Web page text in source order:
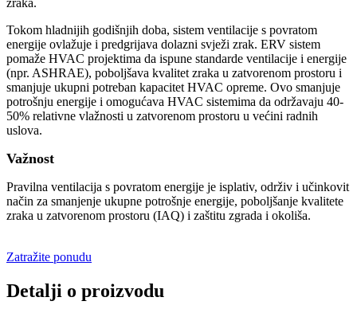
zraka.
Tokom hladnijih godišnjih doba, sistem ventilacije s povratom
energije ovlažuje i predgrijava dolazni svježi zrak. ERV sistem
pomaže HVAC projektima da ispune standarde ventilacije i energije
(npr. ASHRAE), poboljšava kvalitet zraka u zatvorenom prostoru i
smanjuje ukupni potreban kapacitet HVAC opreme. Ovo smanjuje
potrošnju energije i omogućava HVAC sistemima da održavaju 40-
50% relativne vlažnosti u zatvorenom prostoru u većini radnih
uslova.
Važnost
Pravilna ventilacija s povratom energije je isplativ, održiv i učinkovit
način za smanjenje ukupne potrošnje energije, poboljšanje kvalitete
zraka u zatvorenom prostoru (IAQ) i zaštitu zgrada i okoliša.
Zatražite ponudu
Detalji o proizvodu